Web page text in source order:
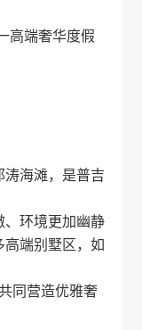
高端奢华度假
海滩，是普吉
、环境更加幽静
端别墅区，如
同营造优雅奢